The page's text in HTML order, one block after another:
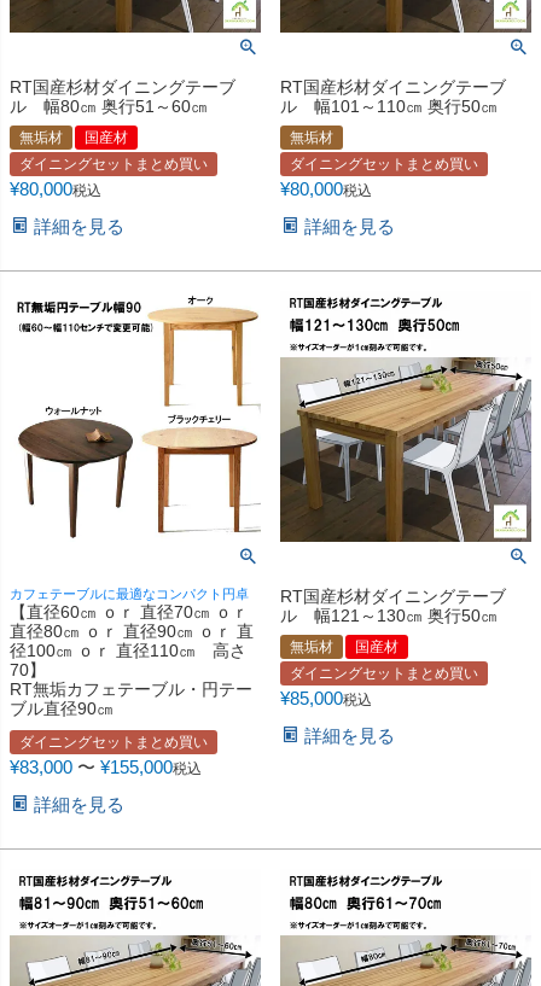
RT国産杉材ダイニングテーブ
ル 幅80㎝ 奥行51～60㎝
無垢材
国産材
ダイニングセットまとめ買い
¥80,000税込
詳細を見る
RT国産杉材ダイニングテーブ
ル 幅101～110㎝ 奥行50㎝
無垢材
ダイニングセットまとめ買い
¥80,000税込
詳細を見る
カフェテーブルに最適なコンパクト円卓
【直径60㎝ ｏｒ 直径70㎝ ｏｒ
直径80㎝ ｏｒ 直径90㎝ ｏｒ 直
径100㎝ ｏｒ 直径110㎝ 高さ
70】
RT無垢カフェテーブル・円テー
ブル直径90㎝
ダイニングセットまとめ買い
¥83,000 〜 ¥155,000税込
詳細を見る
RT国産杉材ダイニングテーブ
ル 幅121～130㎝ 奥行50㎝
無垢材
国産材
ダイニングセットまとめ買い
¥85,000税込
詳細を見る